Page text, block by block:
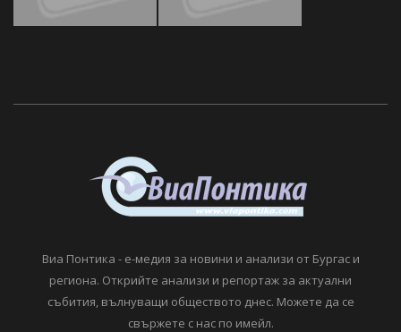
Виа Понтика - е-медия за новини и анализи от Бургас и
региона. Открийте анализи и репортаж за актуални
събития, вълнуващи обществото днес. Можете да се
свържете с нас по имейл.